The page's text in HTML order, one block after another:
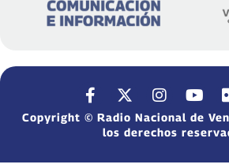
Copyright © Radio Nacional de
los derechos